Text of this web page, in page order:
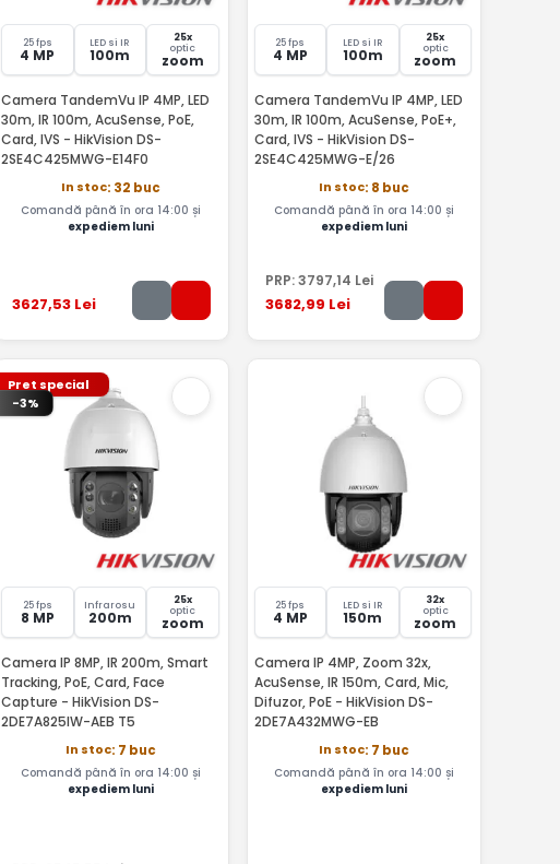
25 fps
4 MP
LED si IR
100m
25x
optic
zoom
Camera TandemVu IP 4MP, LED
30m, IR 100m, AcuSense, PoE,
Card, IVS - HikVision DS-
2SE4C425MWG-E14F0
In stoc: 32 buc
Comandă până în ora 14:00 și
expediem luni
3627,53 Lei
25 fps
4 MP
LED si IR
100m
25x
optic
zoom
Camera TandemVu IP 4MP, LED
30m, IR 100m, AcuSense, PoE+,
Card, IVS - HikVision DS-
2SE4C425MWG-E/26
In stoc: 8 buc
Comandă până în ora 14:00 și
expediem luni
PRP:3797,14 Lei
3682,99 Lei
Pret special
-3%
25 fps
8 MP
Infrarosu
200m
25x
optic
zoom
Camera IP 8MP, IR 200m, Smart
Tracking, PoE, Card, Face
Capture - HikVision DS-
2DE7A825IW-AEB T5
In stoc: 7 buc
Comandă până în ora 14:00 și
expediem luni
25 fps
4 MP
LED si IR
150m
32x
optic
zoom
Camera IP 4MP, Zoom 32x,
AcuSense, IR 150m, Card, Mic,
Difuzor, PoE - HikVision DS-
2DE7A432MWG-EB
In stoc: 7 buc
Comandă până în ora 14:00 și
expediem luni